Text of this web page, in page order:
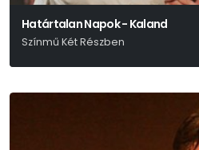
Határtalan Napok - Kaland
Színmű Két Részben